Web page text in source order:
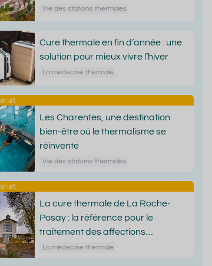
Vie des stations thermales
Cure thermale en fin d’année : une
solution pour mieux vivre l’hiver
La médecine thermale
Les Charentes, une destination
bien-être où le thermalisme se
réinvente
Vie des stations thermales
La cure thermale de La Roche-
Posay : la référence pour le
traitement des affections
dermatologiques
La médecine thermale